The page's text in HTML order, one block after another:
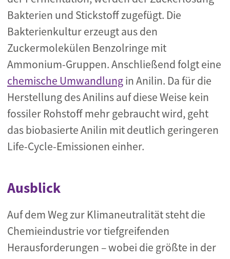
Bakterien und Stickstoff zugefügt. Die
Bakterienkultur erzeugt aus den
Zuckermolekülen Benzolringe mit
Ammonium-Gruppen. Anschließend folgt eine
chemische Umwandlungin Anilin. Da für die
Herstellung des Anilins auf diese Weise kein
fossiler Rohstoff mehr gebraucht wird, geht
das biobasierte Anilin mit deutlich geringeren
Life-Cycle-Emissionen einher.
Ausblick
Auf dem Weg zur Klimaneutralität steht die
Chemieindustrie vor tiefgreifenden
Herausforderungen – wobei die größte in der